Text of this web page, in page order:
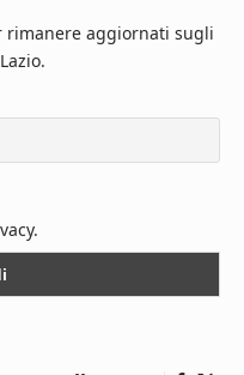
aggiornati sugli